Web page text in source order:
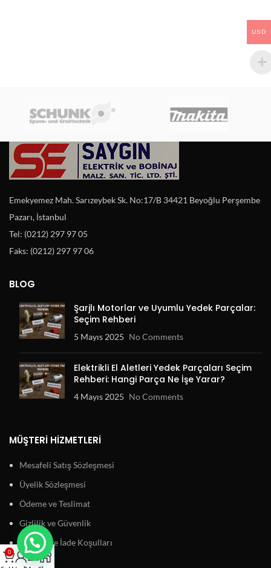
Emekyemez Mah. Sarızeybek Sk. No:17/B 34421 Beyoğlu Perşembe
Pazarı, İstanbul
Tel: (0212) 297 97 05
Faks: (0212) 297 97 06
BLOG
Şarjlı Motorlar ve Uyumlu Yedek Parçalar:
Seçim Rehberi
5 Mayıs 2025 No Comments
Elektrikli El Aletleri Yedek Parçaları Seçim
Rehberi: Hangi Parça Ne İşe Yarar?
4 Mayıs 2025 No Comments
MÜŞTERI HIZMETLERI
Mesafeli Satış Sözleşmesi
Üyelik Sözleşmesi
Ödeme ve Teslimat
Gizlilik ve Güvenlik
Garanti ve İade Koşulları
USD
0